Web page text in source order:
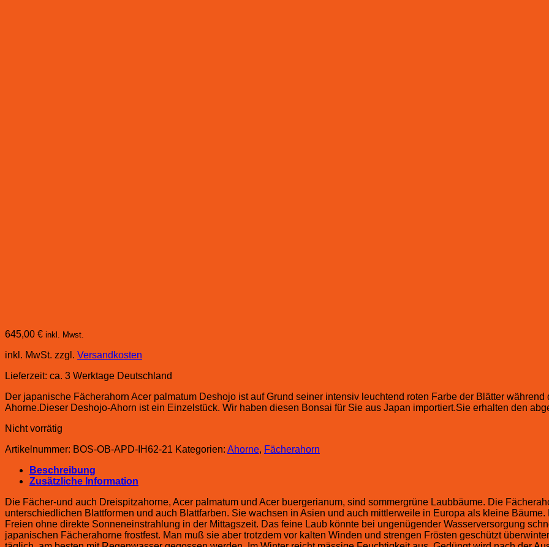
645,00 € inkl. Mwst.
inkl. MwSt. zzgl. Versandkosten
Lieferzeit: ca. 3 Werktage Deutschland
Der japanische Fächerahorn Acer palmatum Deshojo ist auf Grund seiner intensiv leuchtend roten Farbe der Blätter
Ahorne.Dieser Deshojo-Ahorn ist ein Einzelstück. Wir haben diesen Bonsai für Sie aus Japan importiert.Sie erhalten den
Nicht vorrätig
Artikelnummer: BOS-OB-APD-IH62-21 Kategorien: Ahorne, Fächerahorn
Beschreibung
Zusätzliche Information
Die Fächer-und auch Dreispitzahorne, Acer palmatum und Acer buergerianum, sind sommergrüne Laubbäume. Die
unterschiedlichen Blattformen und auch Blattfarben. Sie wachsen in Asien und auch mittlerweile in Europa als kleine
Freien ohne direkte Sonneneinstrahlung in der Mittagszeit. Das feine Laub könnte bei ungenügender Wasserversorgung
japanischen Fächerahorne frostfest. Man muß sie aber trotzdem vor kalten Winden und strengen Frösten geschützt